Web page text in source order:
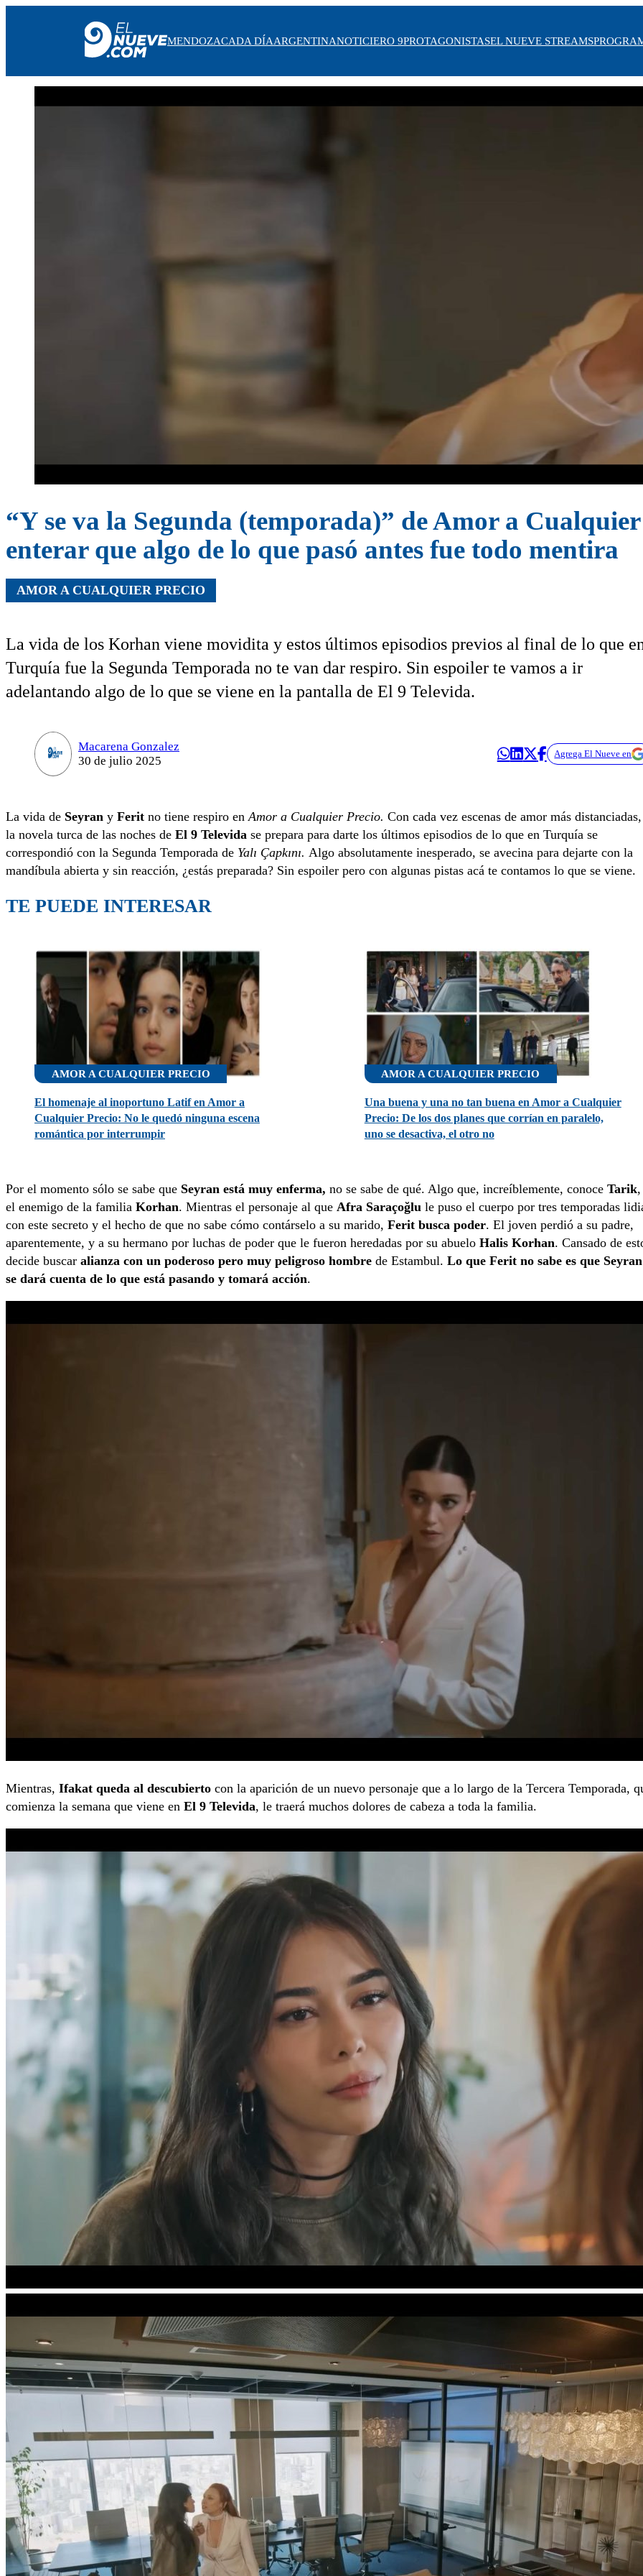
MENDOZA
MENDOZACADA DÍAARGENTINANOTICIERO 9PROTAGONISTASEL NUEVE STREAMS
“Y se va la Segunda (temporada)” de Amor a
enterar que algo de lo que pasó antes fue todo mentira
AMOR A CUALQUIER PRECIO
La vida de los Korhan viene movidita y estos últimos episodios previos al final de lo que
Turquía fue la Segunda Temporada no te van dar respiro. Sin espoiler te vamos a ir
adelantando algo de lo que se viene en la pantalla de El 9 Televida.
Macarena Gonzalez
30 de julio 2025
Agrega El Nueve en
La vida de Seyran y Ferit no tiene respiro enAmor a Cualquier Precio. Con cada vez escenas de amor más distanciadas,
la novela turca de las noches de El 9 Televida se prepara para darte los últimos episodios de lo que en Turquía se
correspondió con la Segunda Temporada de Yalı Çapkını. Algo absolutamente inesperado, se avecina para dejarte con la
mandíbula abierta y sin reacción, ¿estás preparada? Sin espoiler pero con algunas pistas acá te contamos lo que se viene.
TE PUEDE INTERESAR
AMOR A CUALQUIER PRECIO
El homenaje al inoportuno Latif en Amor a
Cualquier Precio: No le quedó ninguna escena
romántica por interrumpir
AMOR A CUALQUIER PRECIO
Una buena y una no tan buena en Amor a Cualquier
Precio: De los dos planes que corrían en paralelo,
uno se desactiva, el otro no
Por el momento sólo se sabe que Seyran está muy enferma, no se sabe de qué. Algo que, increíblemente, conoce Tarik,
el enemigo de la familia Korhan. Mientras el personaje al que Afra Saraçoğlu le puso el cuerpo por tres temporadas
con este secreto y el hecho de que no sabe cómo contárselo a su marido, Ferit busca poder. El joven perdió a su padre,
aparentemente, y a su hermano por luchas de poder que le fueron heredadas por su abuelo Halis Korhan. Cansado de
decide buscar alianza con un poderoso pero muy peligroso hombre de Estambul. Lo que Ferit no sabe es que Seyran
se dará cuenta de lo que está pasando y tomará acción.
Mientras, Ifakat queda al descubierto con la aparición de un nuevo personaje que a lo largo de la Tercera Temporada,
comienza la semana que viene en El 9 Televida, le traerá muchos dolores de cabeza a toda la familia.